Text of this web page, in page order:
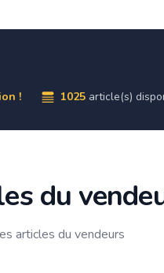
! 1025 article(s)
du
articles du vendeurs